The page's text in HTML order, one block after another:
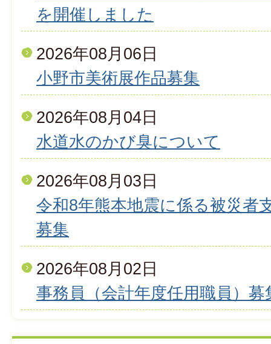
を開催しました
2026年08月06日
小野市美術展作品募集
2026年08月04日
水道水のかび臭について
2026年08月03日
令和8年熊本地震に係る被災者
募集
2026年08月02日
事務員（会計年度任用職員）募